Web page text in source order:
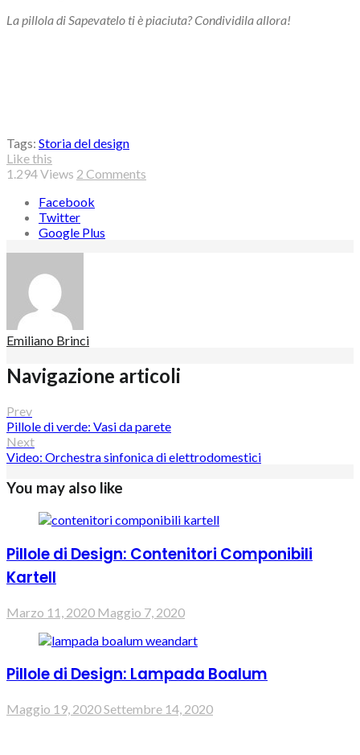
La pillola di Sapevatelo ti è piaciuta? Condividila allora!
Tags: Storia del design
Like this
1.294Views 2 Comments
Facebook
Twitter
Google Plus
Emiliano Brinci
Navigazione articoli
Prev
Pillole di verde: Vasi da parete
Next
Video: Orchestra sinfonica di elettrodomestici
You may also like
Pillole di Design: Contenitori Componibili
Kartell
Marzo 11, 2020 Maggio 7, 2020
Pillole di Design: Lampada Boalum
Maggio 19, 2020Settembre 14, 2020